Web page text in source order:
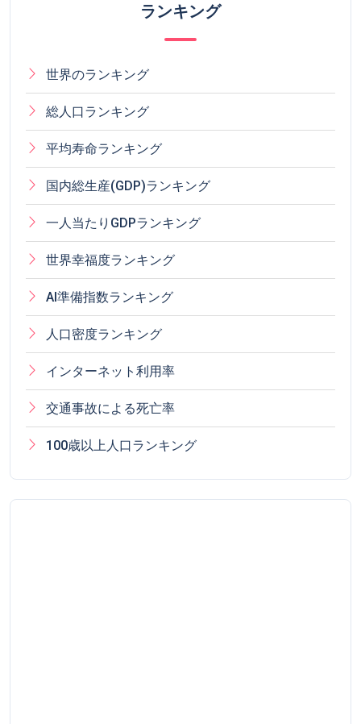
ランキング
世界のランキング
総人口ランキング
平均寿命ランキング
国内総生産(GDP)ランキング
一人当たりGDPランキング
世界幸福度ランキング
AI準備指数ランキング
人口密度ランキング
インターネット利用率
交通事故による死亡率
100歳以上人口ランキング